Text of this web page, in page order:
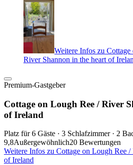
Weitere Infos zu
River Shannon in the heart of
Premium-Gastgeber
Cottage on Lough Ree / River
of Ireland
Platz für 6 Gäste · 3 Schlafzimmer · 2
9,8Außergewöhnlich20 Bewertungen
Weitere Infos zu Cottage on Lough Ree
of Ireland